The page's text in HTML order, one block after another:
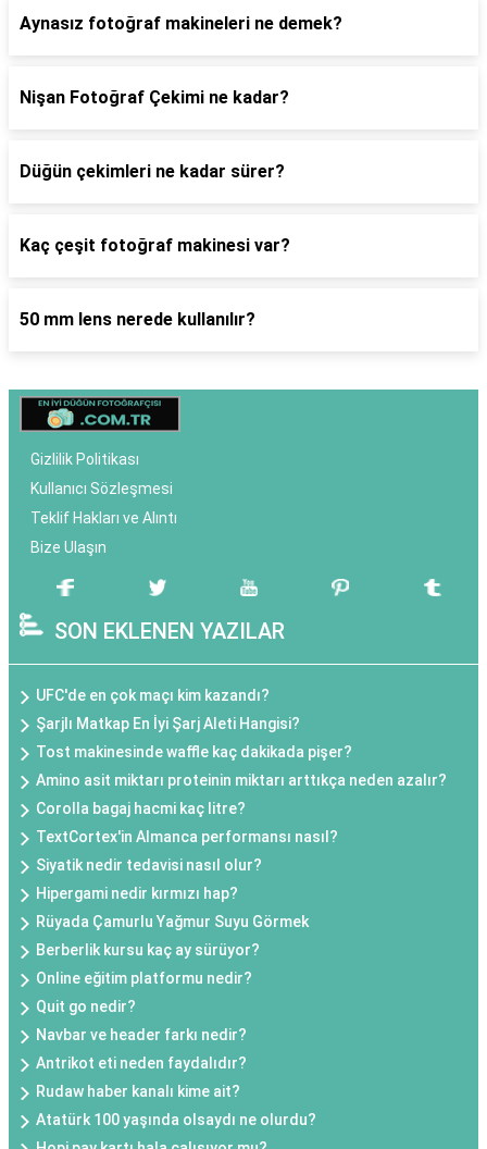
Aynasız fotoğraf makineleri ne demek?
Nişan Fotoğraf Çekimi ne kadar?
Düğün çekimleri ne kadar sürer?
Kaç çeşit fotoğraf makinesi var?
50 mm lens nerede kullanılır?
Gizlilik Politikası
Kullanıcı Sözleşmesi
Teklif Hakları ve Alıntı
Bize Ulaşın
SON EKLENEN YAZILAR
UFC'de en çok maçı kim kazandı?
Şarjlı Matkap En İyi Şarj Aleti Hangisi?
Tost makinesinde waffle kaç dakikada pişer?
Amino asit miktarı proteinin miktarı arttıkça neden azalır?
Corolla bagaj hacmi kaç litre?
TextCortex'in Almanca performansı nasıl?
Siyatik nedir tedavisi nasıl olur?
Hipergami nedir kırmızı hap?
Rüyada Çamurlu Yağmur Suyu Görmek
Berberlik kursu kaç ay sürüyor?
Online eğitim platformu nedir?
Quit go nedir?
Navbar ve header farkı nedir?
Antrikot eti neden faydalıdır?
Rudaw haber kanalı kime ait?
Atatürk 100 yaşında olsaydı ne olurdu?